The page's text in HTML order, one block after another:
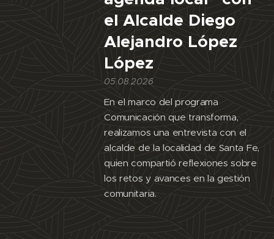
el Alcalde Diego
Alejandro López
López
05.08.2026
En el marco del programa
Comunicación que transforma,
realizamos una entrevista con el
alcalde de la localidad de Santa Fe,
quien compartió reflexiones sobre
los retos y avances en la gestión
comunitaria.